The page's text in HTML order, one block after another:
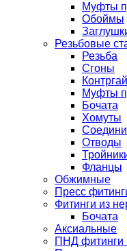
Муфты
Обоймы
Резьбовые
Резьба
Сгоны
Муфты
Бочата
Хомуты
Отводы
Фланцы
Обжимные
Пресс
Фитинги из
Бочата
Аксиальные
ПНД фитинги